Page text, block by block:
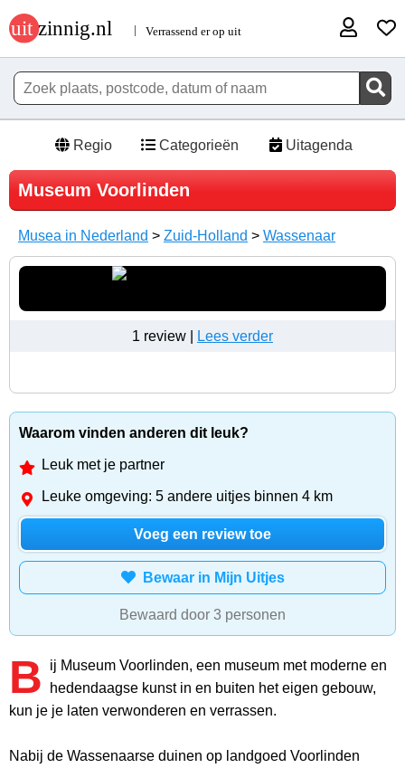
Regio Categorieën Uitagenda
Museum Voorlinden
Musea in Nederland > Zuid-Holland > Wassenaar
1 review | Lees verder
Waarom vinden anderen dit leuk?
Leuk met je partner
Leuke omgeving: 5 andere uitjes binnen 4 km
Voeg een review toe
Bewaar in Mijn Uitjes
Bewaard door 3 personen
B
ij Museum Voorlinden, een museum met moderne en
hedendaagse kunst in en buiten het eigen gebouw,
kun je je laten verwonderen en verrassen.
Nabij de Wassenaarse duinen op landgoed Voorlinden